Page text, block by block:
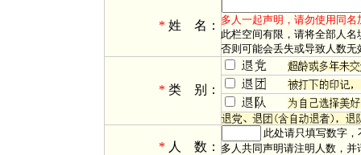
* 姓 名： 多人一起声明，请勿使用同
此栏空间有限，请将全部人名
否则可能会丢失或导致人数无
* 类 别：
* 人 数：
此处请只填写数字
多人共同声明请注明人数，并